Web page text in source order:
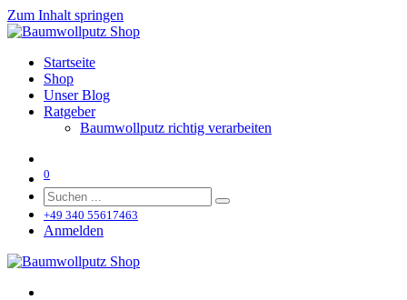
Zum Inhalt springen
Startseite
Shop
Unser Blog
Ratgeber
Baumwollputz richtig verarbeiten
0
+49 340 55617463
Anmelden